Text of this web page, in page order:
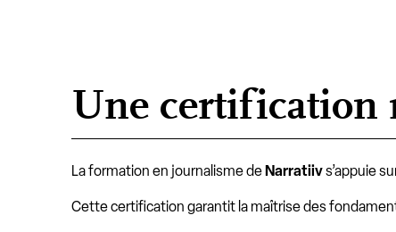
Une certification
La formation en journalisme deNarratiivs’appuie
Cette certification garantit la maîtrise des